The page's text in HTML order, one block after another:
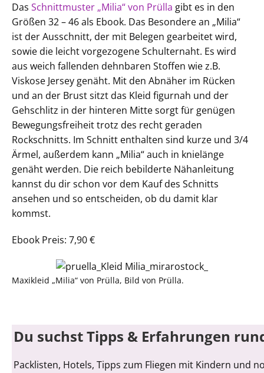
Das Schnittmuster „Milia“ von Prülla gibt es in den
Größen 32 – 46 als Ebook. Das Besondere an „Milia“
ist der Ausschnitt, der mit Belegen gearbeitet wird,
sowie die leicht vorgezogene Schulternaht. Es wird
aus weich fallenden dehnbaren Stoffen wie z.B.
Viskose Jersey genäht. Mit den Abnäher im Rücken
und an der Brust sitzt das Kleid figurnah und der
Gehschlitz in der hinteren Mitte sorgt für genügen
Bewegungsfreiheit trotz des recht geraden
Rockschnitts. Im Schnitt enthalten sind kurze und 3/4
Ärmel, außerdem kann „Milia“ auch in knielänge
genäht werden. Die reich bebilderte Nähanleitung
kannst du dir schon vor dem Kauf des Schnitts
ansehen und so entscheiden, ob du damit klar
kommst.
Ebook Preis: 7,90 €
Maxikleid „Milia“ von Prülla, Bild von Prülla.
Du suchst Tipps & Erfahrungen
Packlisten, Hotels, Tipps zum Fliegen mit Kindern und